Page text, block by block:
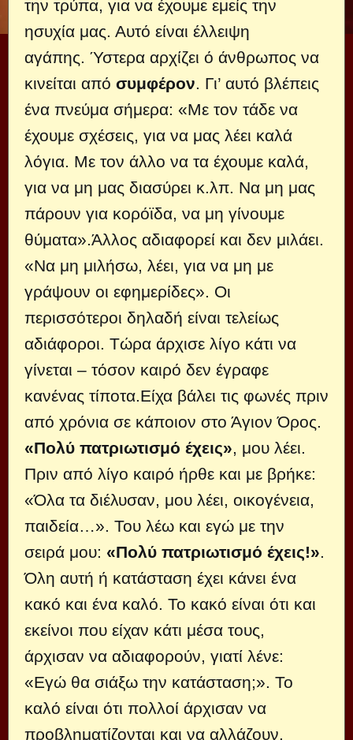
την τρύπα, για να έχουμε εμείς την
ησυχία μας. Αυτό είναι έλλειψη
αγάπης. Ύστερα αρχίζει ό άνθρωπος να
κινείται από συμφέρον. Γι’ αυτό βλέπεις
ένα πνεύμα σήμερα: «Με τον τάδε να
έχουμε σχέσεις, για να μας λέει καλά
λόγια. Με τον άλλο να τα έχουμε καλά,
για να μη μας διασύρει κ.λπ. Να μη μας
πάρουν για κορόϊδα, να μη γίνουμε
θύματα».Άλλος αδιαφορεί και δεν μιλάει.
«Να μη μιλήσω, λέει, για να μη με
γράψουν οι εφημερίδες». Οι
περισσότεροι δηλαδή είναι τελείως
αδιάφοροι. Τώρα άρχισε λίγο κάτι να
γίνεται – τόσον καιρό δεν έγραφε
κανένας τίποτα.Είχα βάλει τις φωνές πριν
από χρόνια σε κάποιον στο Άγιον Όρος.
«Πολύ πατριωτισμό έχεις», μου λέει.
Πριν από λίγο καιρό ήρθε και με βρήκε:
«Όλα τα διέλυσαν, μου λέει, οικογένεια,
παιδεία…». Του λέω και εγώ με την
σειρά μου: «Πολύ πατριωτισμό έχεις!».
Όλη αυτή ή κατάσταση έχει κάνει ένα
κακό και ένα καλό. Το κακό είναι ότι και
εκείνοι που είχαν κάτι μέσα τους,
άρχισαν να αδιαφορούν, γιατί λένε:
«Εγώ θα σιάξω την κατάσταση;». Το
καλό είναι ότι πολλοί άρχισαν να
προβληματίζονται και να αλλάζουν.